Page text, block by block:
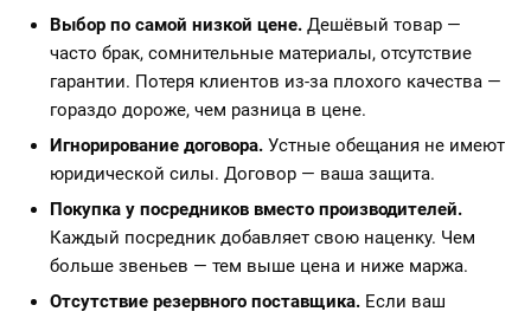
Выбор по самой низкой цене. Дешёвый товар —
часто брак, сомнительные материалы, отсутствие
гарантии. Потеря клиентов из-за плохого качества —
гораздо дороже, чем разница в цене.
Игнорирование договора. Устные обещания не имеют
юридической силы. Договор — ваша защита.
Покупка у посредников вместо производителей.
Каждый посредник добавляет свою наценку. Чем
больше звеньев — тем выше цена и ниже маржа.
Отсутствие резервного поставщика. Если ваш